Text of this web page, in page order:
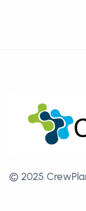
© 2025